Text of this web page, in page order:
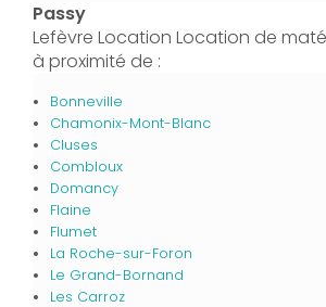
Passy
Lefèvre Location Location de
à proximité de :
Bonneville
Chamonix-Mont-Blanc
Cluses
Combloux
Domancy
Flaine
Flumet
La Roche-sur-Foron
Le Grand-Bornand
Les Carroz